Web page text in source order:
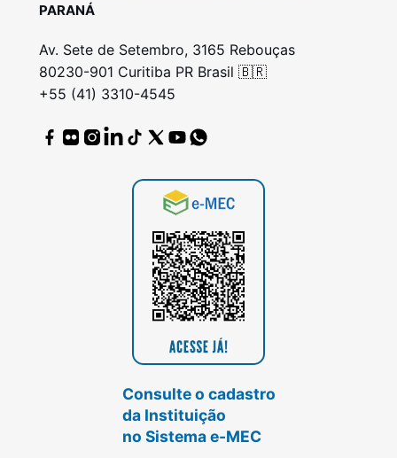
PARANÁ
Av. Sete de Setembro, 3165 Rebouças
80230-901 Curitiba PR Brasil 🇧🇷
+55 (41) 3310-4545
Consulte o cadastro
da Instituição
no Sistema e-MEC